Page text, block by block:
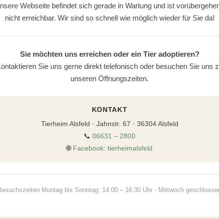
Webseite befindet sich gerade in Wartung und ist
nicht erreichbar. Wir sind so schnell wie möglich wieder für Sie da!
Sie möchten uns erreichen oder ein Tier adoptieren?
Sie uns gerne direkt telefonisch oder besuchen Sie uns
unseren Öffnungszeiten.
KONTAKT
Tierheim Alsfeld · Jahnstr. 67 · 36304 Alsfeld
📞 06631 – 2800
🌐 Facebook: tierheimalsfeld
Montag bis Sonntag: 14:00 – 16:30 Uhr - Mittwoch